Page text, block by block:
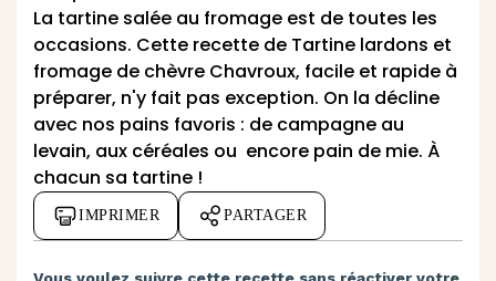
La tartine salée au fromage est de toutes les
occasions. Cette recette de Tartine lardons et
fromage de chèvre Chavroux, facile et rapide à
préparer, n'y fait pas exception. On la décline
avec nos pains favoris : de campagne au
levain, aux céréales ou encore pain de mie. À
chacun sa tartine !
IMPRIMER PARTAGER